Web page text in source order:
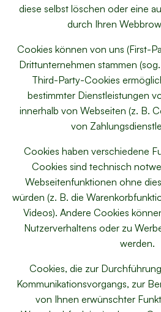
diese selbst löschen oder eine
durch Ihren
Cookies können von uns (First-
Drittunternehmen stammen
Third-Party-Cookies
bestimmter Dienstleistungen
innerhalb von Webseiten (z. B.
von
Cookies haben verschiedene
Cookies sind technisch
Webseitenfunktionen ohne
würden (z. B. die
Videos). Andere Cookies
Nutzerverhaltens oder zu
werden.
Cookies, die zur
Kommunikationsvorgangs, zur
von Ihnen erwünschter